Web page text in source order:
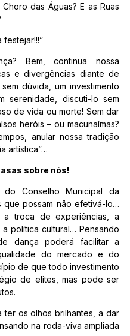
das Águas? E as Ruas
Bem, continua nossa
e divergências diante de
dúvida, um investimento
serenidade, discuti-lo sem
de vida ou morte! Sem dar
heróis – ou macunaímas?
anular nossa tradição
artística”…
sobre nós!
do Conselho Municipal da
que possam não efetivá-lo…
a troca de experiências, a
política cultural… Pensando
dança poderá facilitar a
do mercado e do
de que todo investimento
de elites, mas pode ser
ter os olhos brilhantes, a dar
na roda-viva ampliada